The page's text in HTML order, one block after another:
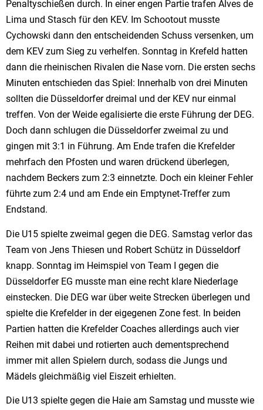
Penaltyschießen durch. In einer engen Partie trafen Alves de
Lima und Stasch für den KEV. Im Schootout musste
Cychowski dann den entscheidenden Schuss versenken, um
dem KEV zum Sieg zu verhelfen. Sonntag in Krefeld hatten
dann die rheinischen Rivalen die Nase vorn. Die ersten sechs
Minuten entschieden das Spiel: Innerhalb von drei Minuten
sollten die Düsseldorfer dreimal und der KEV nur einmal
treffen. Von der Weide egalisierte die erste Führung der DEG.
Doch dann schlugen die Düsseldorfer zweimal zu und
gingen mit 3:1 in Führung. Am Ende trafen die Krefelder
mehrfach den Pfosten und waren drückend überlegen,
nachdem Beckers zum 2:3 einnetzte. Doch ein kleiner Fehler
führte zum 2:4 und am Ende ein Emptynet-Treffer zum
Endstand.
Die U15 spielte zweimal gegen die DEG. Samstag verlor das
Team von Jens Thiesen und Robert Schütz in Düsseldorf
knapp. Sonntag im Heimspiel von Team I gegen die
Düsseldorfer EG musste man eine recht klare Niederlage
einstecken. Die DEG war über weite Strecken überlegen und
spielte die Krefelder in der eigegenen Zone fest. In beiden
Partien hatten die Krefelder Coaches allerdings auch vier
Reihen mit dabei und rotierten auch dementsprechend
immer mit allen Spielern durch, sodass die Jungs und
Mädels gleichmäßig viel Eiszeit erhielten.
Die U13 spielte gegen die Haie am Samstag und musste wie